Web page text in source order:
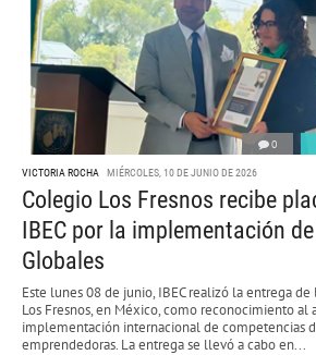
0
VICTORIA ROCHA MIÉRCOLES, 10 DE JUNIO DE 2026
Colegio Los Fresnos recibe
IBEC por la implementación
Globales
Este lunes 08 de junio, IBEC realizó la entrega
Los Fresnos, en México, como reconocimiento al
implementación internacional de competencias
emprendedoras. La entrega se llevó a cabo en...